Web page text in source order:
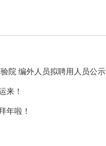
院 编外人员拟聘用人员公示
来！
年啦！